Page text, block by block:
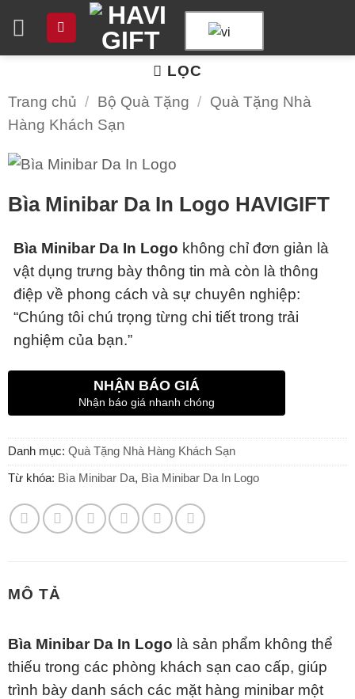
Chuyển
đến
nội
LỌC
Trang chủ / Bộ Quà Tặng / Quà Tặng Nhà
Hàng Khách Sạn
Bìa Minibar Da In Logo HAVIGIFT
Bìa Minibar Da In Logo không chỉ đơn giản là
vật dụng trưng bày thông tin mà còn là thông
điệp về phong cách và sự chuyên nghiệp:
“Chúng tôi chú trọng từng chi tiết trong trải
nghiệm của bạn.”
NHẬN BÁO GIÁ
Nhận báo giá nhanh chóng
Danh mục: Quà Tặng Nhà Hàng Khách Sạn
Từ khóa: Bìa Minibar Da, Bìa Minibar Da In Logo
MÔ TẢ
Bìa Minibar Da In Logo là sản phẩm không thể
thiếu trong các phòng khách sạn cao cấp, giúp
trình bày danh sách các mặt hàng minibar một